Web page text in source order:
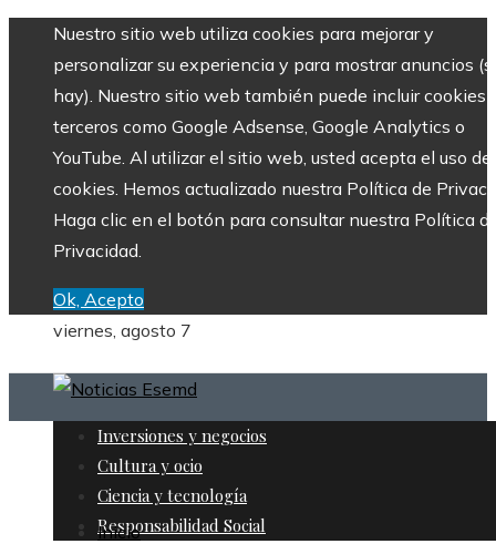
Nuestro sitio web utiliza cookies para mejorar y
personalizar su experiencia y para mostrar anuncios
hay). Nuestro sitio web también puede incluir cookies
terceros como Google Adsense, Google Analytics o
YouTube. Al utilizar el sitio web, usted acepta el uso de
cookies. Hemos actualizado nuestra Política de
Haga clic en el botón para consultar nuestra Política
Privacidad.
Ok, Acepto
viernes, agosto 7
Inversiones y negocios
Cultura y ocio
Ciencia y tecnología
Responsabilidad Social
Inicio